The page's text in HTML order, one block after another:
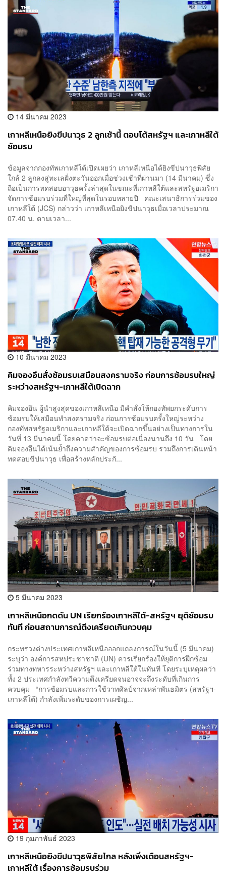
14 มีนาคม 2023
เกาหลีเหนือยิงขีปนาวุธ 2 ลูกเช้านี้ ตอบโต้สหรัฐฯ และเกาหลีใต้
ซ้อมรบ
ข้อมูลจากกองทัพเกาหลีใต้เปิดเผยว่า เกาหลีเหนือได้ยิงขีปนาวุธพิสัย
ใกล้ 2 ลูกลงสู่ทะเลฝั่งตะวันออกเมื่อช่วงเช้าที่ผ่านมา (14 มีนาคม) ซึ่ง
ถือเป็นการทดสอบอาวุธครั้งล่าสุดในขณะที่เกาหลีใต้และสหรัฐอเมริกา
จัดการซ้อมรบร่วมที่ใหญ่ที่สุดในรอบหลายปี คณะเสนาธิการร่วมของ
เกาหลีใต้ (JCS) กล่าวว่า เกาหลีเหนือยิงขีปนาวุธเมื่อเวลาประมาณ
07.40 น. ตามเวลา...
10 มีนาคม 2023
คิมจองอึนสั่งซ้อมรบเสมือนสงครามจริง ก่อนการซ้อมรบใหญ่
ระหว่างสหรัฐฯ-เกาหลีใต้เปิดฉาก
คิมจองอึน ผู้นำสูงสุดของเกาหลีเหนือ มีคำสั่งให้กองทัพยกระดับการ
ซ้อมรบให้เสมือนทำสงครามจริง ก่อนการซ้อมรบครั้งใหญ่ระหว่าง
กองทัพสหรัฐอเมริกาและเกาหลีใต้จะเปิดฉากขึ้นอย่างเป็นทางการใน
วันที่ 13 มีนาคมนี้ โดยคาดว่าจะซ้อมรบต่อเนื่องนานถึง 10 วัน โดย
คิมจองอึนได้เน้นย้ำถึงความสำคัญของการซ้อมรบ รวมถึงการเดินหน้า
ทดสอบขีปนาวุธ เพื่อสร้างหลักประกั...
5 มีนาคม 2023
เกาหลีเหนือกดดัน UN เรียกร้องเกาหลีใต้-สหรัฐฯ ยุติซ้อมรบ
ทันที ก่อนสถานการณ์ตึงเครียดเกินควบคุม
กระทรวงต่างประเทศเกาหลีเหนือออกแถลงการณ์ในวันนี้ (5 มีนาคม)
ระบุว่า องค์การสหประชาชาติ (UN) ควรเรียกร้องให้ยุติการฝึกซ้อม
ร่วมทางทหารระหว่างสหรัฐฯ และเกาหลีใต้ในทันที โดยระบุเหตุผลว่า
ทั้ง 2 ประเทศกำลังทวีความตึงเครียดจนอาจจะถึงระดับที่เกินการ
ควบคุม “การซ้อมรบและการใช้วาทศิลป์จากเหล่าพันธมิตร (สหรัฐฯ-
เกาหลีใต้) กำลังเพิ่มระดับของการเผชิญ...
19 กุมภาพันธ์ 2023
เกาหลีเหนือยิงขีปนาวุธพิสัยไกล หลังเพิ่งเตือนสหรัฐฯ-
เกาหลีใต้ เรื่องการซ้อมรบร่วม